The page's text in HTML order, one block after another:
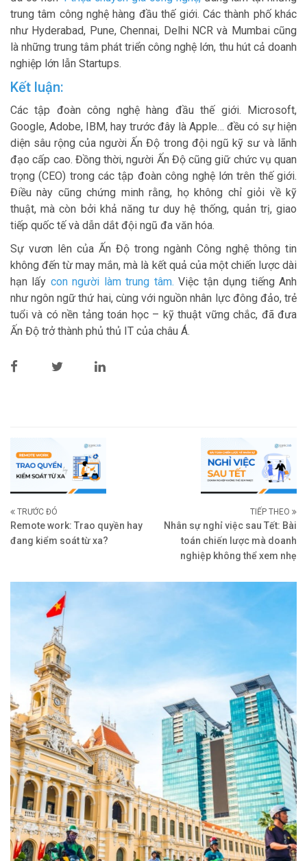
trung tâm công nghệ hàng đầu thế giới. Các thành phố khác
như Hyderabad, Pune, Chennai, Delhi NCR và Mumbaicũng
là những trung tâm phát triển công nghệ lớn, thu hút cả doanh
nghiệp lớn lẫn Startups.
Kết luận:
Các tập đoàn công nghệ hàng đầu thế giới. Microsoft,
Google, Adobe, IBM, hay trước đây là Apple… đều có sự hiện
diện sâu rộng của người Ấn Độ trong đội ngũ kỹ sư và lãnh
đạo cấp cao. Đồng thời, người Ấn Độ cũng giữ chức vụ quan
trọng (CEO) trong các tập đoàn công nghệ lớn trên thế giới.
Điều này cũng chứng minh rằng, họ không chỉ giỏi về kỹ
thuật, mà còn bởi khả năng tư duy hệ thống, quản trị, giao
tiếp quốc tế và dẫn dắt đội ngũ đa văn hóa.
Sự vươn lên của Ấn Độ trong ngành Công nghệ thông tin
không đến từ may mắn, mà là kết quả của một chiến lược dài
hạn lấy con người làm trung tâm. Việc tận dụng tiếng Anh
như ngôn ngữ thứ hai, cùng với nguồn nhân lực đông đảo, trẻ
tuổi và có nền tảng toán học – kỹ thuật vững chắc, đã đưa
Ấn Độ trở thành phủ thủ IT của châu Á.
TRƯỚC ĐÓ
Remote work: Trao quyền hay
đang kiểm soát từ xa?
TIẾP THEO
Nhân sự nghỉ việc sau Tết: Bài
toán chiến lược mà doanh
nghiệp không thể xem nhẹ